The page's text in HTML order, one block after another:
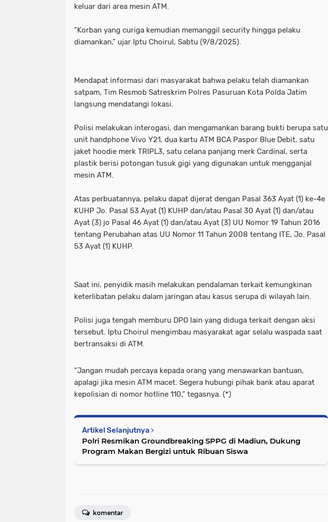
keluar dari area mesin ATM.
"Korban yang curiga kemudian memanggil security hingga pelaku
diamankan,” ujar Iptu Choirul, Sabtu (9/8/2025).
Mendapat informasi dari masyarakat bahwa pelaku telah diamankan
satpam, Tim Resmob Satreskrim Polres Pasuruan Kota Polda Jatim
langsung mendatangi lokasi.
Polisi melakukan interogasi, dan mengamankan barang bukti berupa satu
unit handphone Vivo Y21, dua kartu ATM BCA Paspor Blue Debit, satu
jaket hoodie merk TRIPL3, satu celana panjang merk Cardinal, serta
plastik berisi potongan tusuk gigi yang digunakan untuk mengganjal
mesin ATM.
Atas perbuatannya, pelaku dapat dijerat dengan Pasal 363 Ayat (1) ke-4e
KUHP Jo. Pasal 53 Ayat (1) KUHP dan/atau Pasal 30 Ayat (1) dan/atau
Ayat (3) jo Pasal 46 Ayat (1) dan/atau Ayat (3) UU Nomor 19 Tahun 2016
tentang Perubahan atas UU Nomor 11 Tahun 2008 tentang ITE, Jo. Pasal
53 Ayat (1) KUHP.
Saat ini, penyidik masih melakukan pendalaman terkait kemungkinan
keterlibatan pelaku dalam jaringan atau kasus serupa di wilayah lain.
Polisi juga tengah memburu DPO lain yang diduga terkait dengan aksi
tersebut. Iptu Choirul mengimbau masyarakat agar selalu waspada saat
bertransaksi di ATM.
“Jangan mudah percaya kepada orang yang menawarkan bantuan,
apalagi jika mesin ATM macet. Segera hubungi pihak bank atau aparat
kepolisian di nomor hotline 110,” tegasnya. (*)
Artikel Selanjutnya
Polri Resmikan Groundbreaking SPPG di Madiun, Dukung
Program Makan Bergizi untuk Ribuan Siswa
komentar